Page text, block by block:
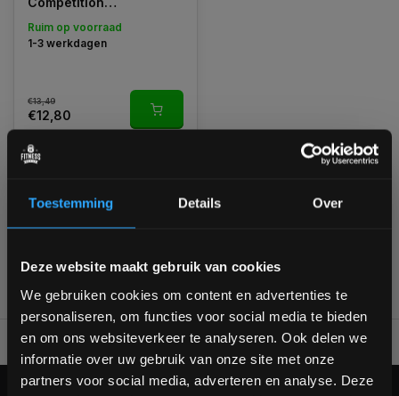
Toestemming Details Over
Deze website maakt gebruik van cookies
We gebruiken cookies om content en advertenties te
personaliseren, om functies voor social media te bieden
en om ons websiteverkeer te analyseren. Ook delen we
informatie over uw gebruik van onze site met onze
partners voor social media, adverteren en analyse. Deze
Powerlifting Plates
50mm
Ruim op voorraad
1-3 werkdagen
€13,49
€12,80
Voor 95% direct uit voorraad geleverd Professionele
Bam! 5% korting op je volgende
Schrijf je in voor onze nieuwsbrief om op de hoogte te
blijven over onze nieuwe producten, deals en meer
interessante info. Ontvang 5% korting op je eerstvolgende
aankoop! 😀